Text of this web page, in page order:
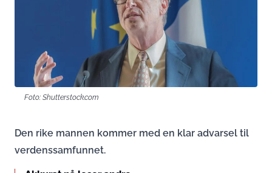
Foto: Shutterstock.com
Den rike mannen kommer med en klar advarsel til
verdenssamfunnet.